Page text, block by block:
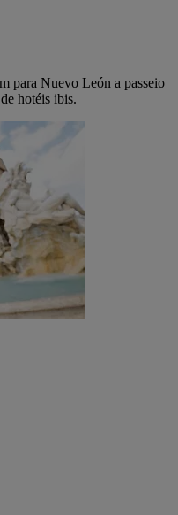
para Nuevo León a passeio
hotéis ibis.